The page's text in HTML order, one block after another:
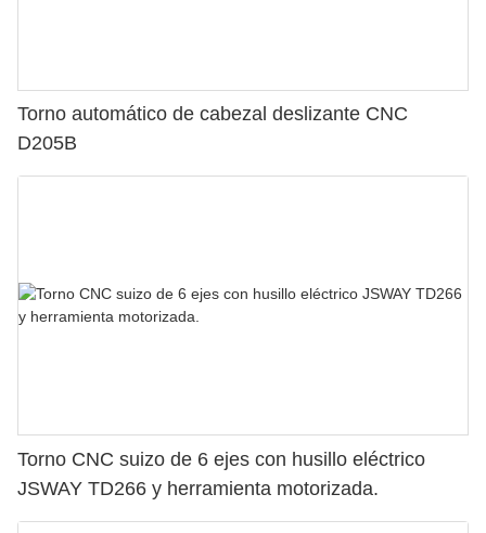
Torno automático de cabezal deslizante CNC
D205B
Torno CNC suizo de 6 ejes con husillo eléctrico
JSWAY TD266 y herramienta motorizada.